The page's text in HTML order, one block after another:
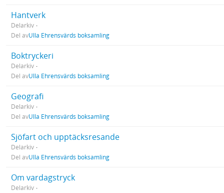
Hantverk
Delarkiv
Del avUlla Ehrensvärds boksamling
Boktryckeri
Delarkiv
Del avUlla Ehrensvärds boksamling
Geografi
Delarkiv
Del avUlla Ehrensvärds boksamling
Sjöfart och upptäcksresande
Delarkiv
Del avUlla Ehrensvärds boksamling
Om vardagstryck
Delarkiv